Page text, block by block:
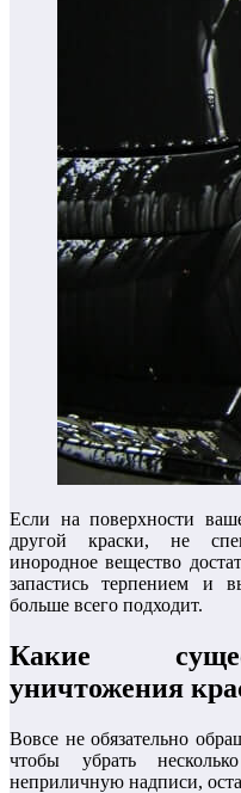
Если на поверхности
другой краски, не
инородное вещество
запастись терпением и
больше всего подходит.
Какие
уничтожения
Вовсе не обязательно
чтобы убрать
неприличную надписи,